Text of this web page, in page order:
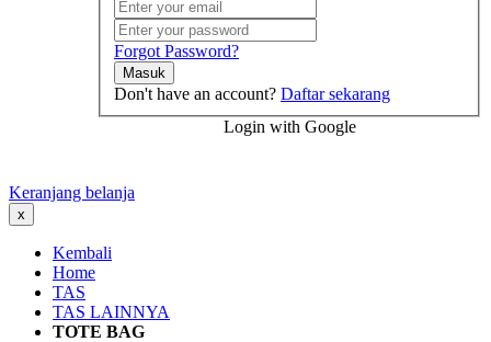
Forgot Password?
Masuk
Don't have an account? Daftar sekarang
Login with Google
Keranjang belanja
x
Kembali
Home
TAS
TAS LAINNYA
TOTE BAG